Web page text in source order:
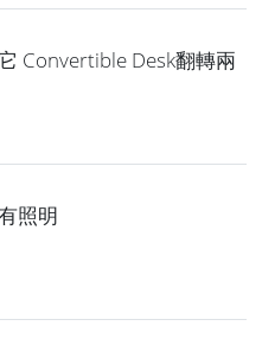
Convertible Desk翻轉兩
照明